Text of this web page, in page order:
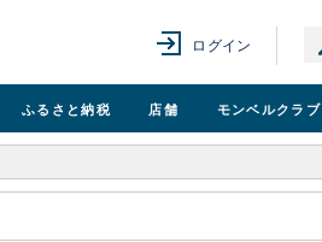
ログイン
ふるさと納税 店舗 モンベルクラブ